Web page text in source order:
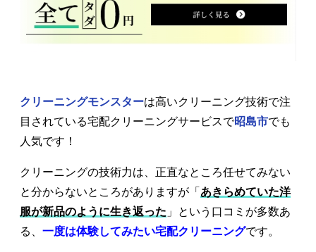
クリーニングモンスターは高いクリーニング技術で注
目されている宅配クリーニングサービスで昭島市でも
人気です！
クリーニングの技術力は、正直なところ任せてみない
と分からないところがありますが「 あきらめていた洋
服が新品のように生き返った 」という口コミが多数あ
る、 一度は体験してみたい宅配クリーニングです。